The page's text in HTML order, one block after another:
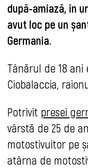
după-amiază, în
avut loc pe un
Germania.
Tânărul de 18
Ciobalaccia,
Potrivit presei
vârstă de 25 de
motostivuitor pe
atârna de